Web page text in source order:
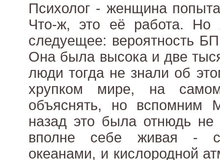
Психолог - женщина
Что-ж, это её работа. Но
следуещее: вероятность
Она была высока и две
люди тогда не знали об
хрупком мире, на
объяснять, но вспомним
назад это была отнюдь не
вполне себе живая -
океанами, и кислородной